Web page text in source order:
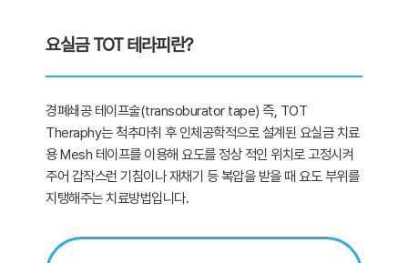
요실금 TOT 테라피란?
경폐쇄공 테이프술(transoburator tape) 즉, TOT
Theraphy는 척추마취 후 인체공학적으로 설계된 요실금 치료
용 Mesh 테이프를 이용해 요도를 정상 적인 위치로 고정시켜
주어 갑작스런 기침이나 재채기 등 복압을 받을 때 요도 부위를
지탱해주는 치료방법입니다.